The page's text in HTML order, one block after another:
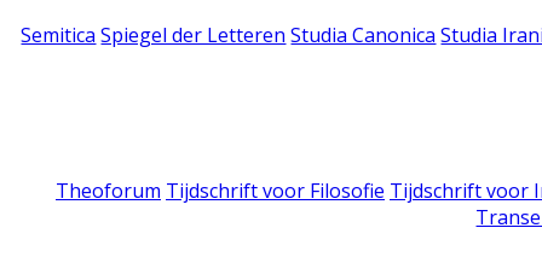
Semitica Spiegel der Letteren Studia Canonica Studia
Theoforum Tijdschrift voor Filosofie Tijdschrift voor